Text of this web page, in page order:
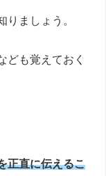
りましょう。
ども覚えておく
正直に伝えるこ